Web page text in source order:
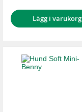
Lägg i varukorg